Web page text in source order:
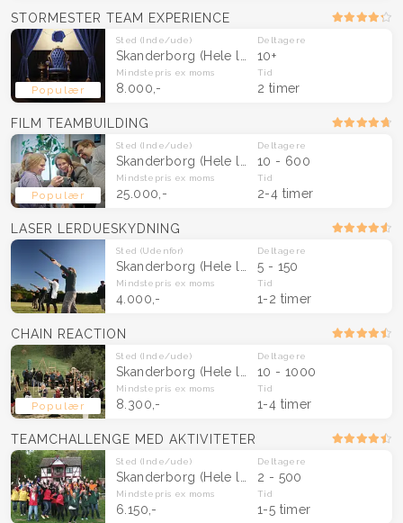
Populær
STORMESTER TEAM EXPERIENCE
Sted (Inde/ude)
Skanderborg (Hele landet)
Deltagere
10+
Mindstepris ex moms
8.000,-
Tid
2 timer
Populær
FILM TEAMBUILDING
Sted (Inde/ude)
Skanderborg (Hele landet)
Deltagere
10 - 600
Mindstepris ex moms
25.000,-
Tid
2-4 timer
LASER LERDUESKYDNING
Sted (Udenfor)
Skanderborg (Hele landet)
Deltagere
5 - 150
Mindstepris ex moms
4.000,-
Tid
1-2 timer
Populær
CHAIN REACTION
Sted (Inde/ude)
Skanderborg (Hele landet)
Deltagere
10 - 1000
Mindstepris ex moms
8.300,-
Tid
1-4 timer
TEAMCHALLENGE MED AKTIVITETER
Sted (Inde/ude)
Skanderborg (Hele landet)
Deltagere
2 - 500
Mindstepris ex moms
6.150,-
Tid
1-5 timer